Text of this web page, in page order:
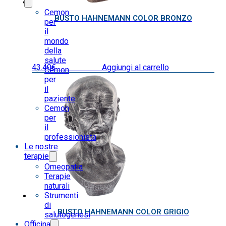
Cemon
per
il
mondo
della
salute
Cemon
per
il
paziente
Cemon
per
il
professionista
Le nostre
terapie
Omeopatia
Terapie
naturali
Strumenti
di
salutogenesi
BUSTO HAHNEMANN COLOR BRONZO
43.40€ IVA inclusa Aggiungi al carrello
BUSTO HAHNEMANN COLOR GRIGIO